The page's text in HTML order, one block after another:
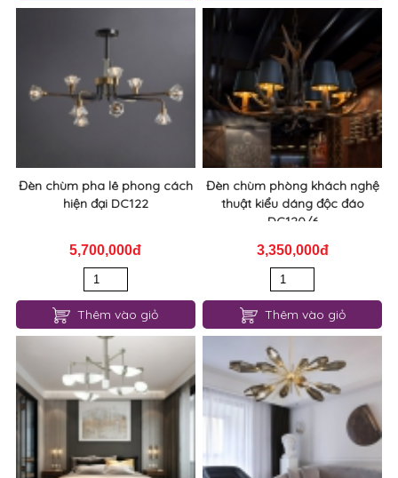
Đèn chùm pha lê phong cách
hiện đại DC122
5,700,000đ
Thêm vào giỏ
Đèn chùm phòng khách nghệ
thuật kiểu dáng độc đáo
DC120/6
3,350,000đ
Thêm vào giỏ